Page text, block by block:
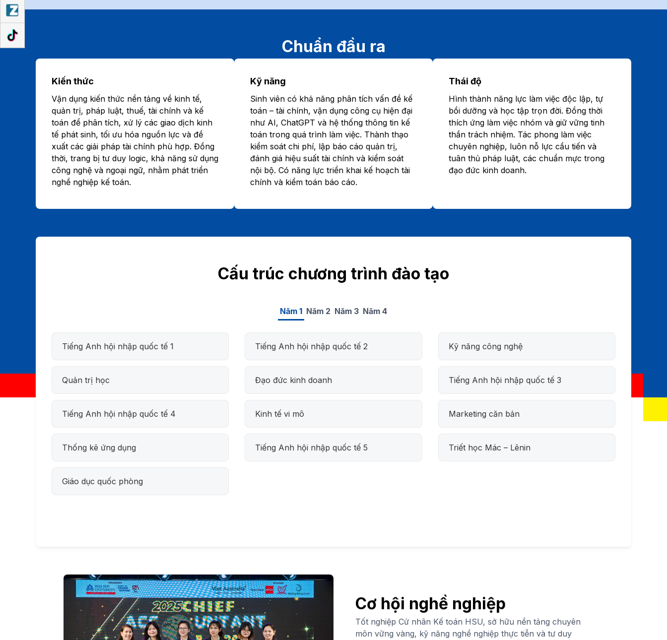
Chuẩn đầu ra
Kiến thức
Vận dụng kiến thức nền tảng về kinh tế,
quản trị, pháp luật, thuế, tài chính và kế
toán để phân tích, xử lý các giao dịch kinh
tế phát sinh, tối ưu hóa nguồn lực và đề
xuất các giải pháp tài chính phù hợp. Đồng
thời, trang bị tư duy logic, khả năng sử dụng
công nghệ và ngoại ngữ, nhằm phát triển
nghề nghiệp kế toán.
Kỹ năng
Sinh viên có khả năng phân tích vấn đề kế
toán – tài chính, vận dụng công cụ hiện đại
như AI, ChatGPT và hệ thống thông tin kế
toán trong quá trình làm việc. Thành thạo
kiểm soát chi phí, lập báo cáo quản trị,
đánh giá hiệu suất tài chính và kiểm soát
nội bộ. Có năng lực triển khai kế hoạch tài
chính và kiểm toán báo cáo.
Thái độ
Hình thành năng lực làm việc độc lập, tự
bồi dưỡng và học tập trọn đời. Đồng thời
thích ứng làm việc nhóm và giữ vững tinh
thần trách nhiệm. Tác phong làm việc
chuyên nghiệp, luôn nỗ lực cầu tiến và
tuân thủ pháp luật, các chuẩn mực trong
đạo đức kinh doanh.
Cấu trúc chương trình đào tạo
Năm 1 Năm 2 Năm 3 Năm 4
Tiếng Anh hội nhập quốc tế 1 Tiếng Anh hội nhập quốc tế 2 Kỹ năng công nghệ
Quản trị học Đạo đức kinh doanh Tiếng Anh hội nhập quốc tế 3
Tiếng Anh hội nhập quốc tế 4 Kinh tế vi mô Marketing căn bản
Thống kê ứng dụng Tiếng Anh hội nhập quốc tế 5 Triết học Mác – Lênin
Giáo dục quốc phòng
Cơ hội nghề nghiệp
Tốt nghiệp Cử nhân Kế toán HSU, sở hữu nền tảng chuyên
môn vững vàng, kỹ năng nghề nghiệp thực tiễn và tư duy